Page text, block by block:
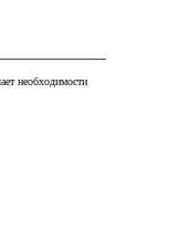
необходимости